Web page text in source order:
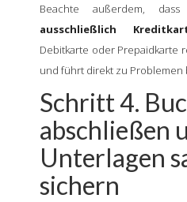
Beachte außerdem,
ausschließlich
Debitkarte oder Prepaidkarte
und führt direkt zu Problemen
Schritt 4.
abschließen
Unterlagen
sichern